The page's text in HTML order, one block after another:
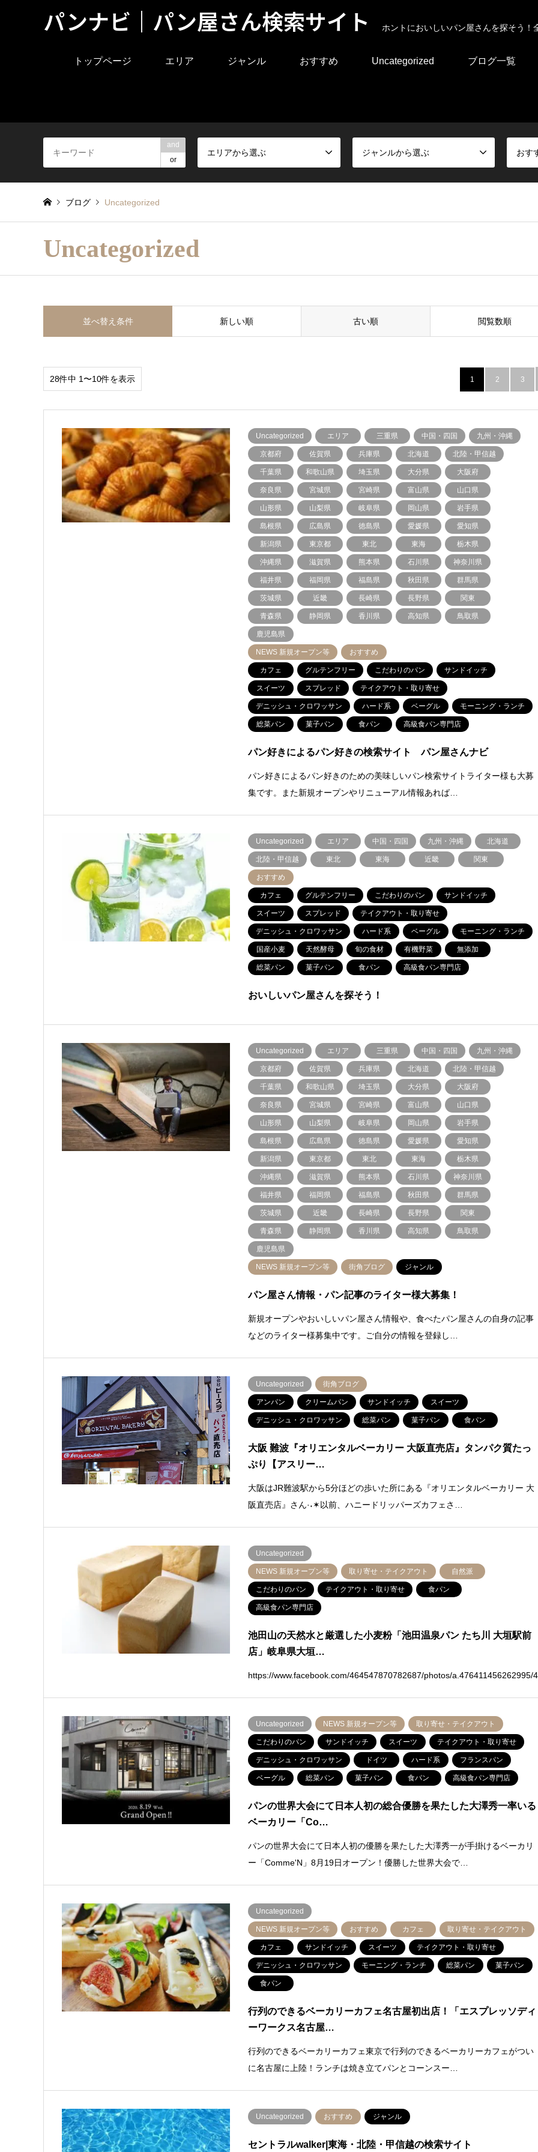
パンナビ｜パン屋さん検索サイト ホントにおいしいパン屋さんを探そう
トップページ エリア ジャンル おすすめ Uncategorized ブログ一覧
and
or
エリアから選ぶ ジャンルから選ぶ おす
ブログ Uncategorized
Uncategorized
並べ替え条件 新しい順 古い順 閲覧数順
28件中 1〜10件を表示 1 2 3
Uncategorized エリア 三重県 中国・四国 九州・沖縄
京都府 佐賀県 兵庫県 北海道 北陸・甲信越
千葉県 和歌山県 埼玉県 大分県 大阪府
奈良県 宮城県 宮崎県 富山県 山口県
山形県 山梨県 岐阜県 岡山県 岩手県
島根県 広島県 徳島県 愛媛県 愛知県
新潟県 東京都 東北 東海 栃木県
沖縄県 滋賀県 熊本県 石川県 神奈川県
福井県 福岡県 福島県 秋田県 群馬県
茨城県 近畿 長崎県 長野県 関東
青森県 静岡県 香川県 高知県 鳥取県
鹿児島県
NEWS 新規オープン等 おすすめ
カフェ グルテンフリー こだわりのパン サンドイッチ
スイーツ スプレッド テイクアウト・取り寄せ
デニッシュ・クロワッサン ハード系 ベーグル モーニング・ランチ
総菜パン 菓子パン 食パン 高級食パン専門店
パン好きによるパン好きの検索サイト パン屋さんナビ
パン好きによるパン好きのための美味しいパン検索サイトライター様も大募
集です。また新規オープンやリニューアル情報あれば…
Uncategorized エリア 中国・四国 九州・沖縄 北海道
北陸・甲信越 東北 東海 近畿 関東
おすすめ
カフェ グルテンフリー こだわりのパン サンドイッチ
スイーツ スプレッド テイクアウト・取り寄せ
デニッシュ・クロワッサン ハード系 ベーグル モーニング・ランチ
国産小麦 天然酵母 旬の食材 有機野菜 無添加
総菜パン 菓子パン 食パン 高級食パン専門店
おいしいパン屋さんを探そう！
Uncategorized エリア 三重県 中国・四国 九州・沖縄
京都府 佐賀県 兵庫県 北海道 北陸・甲信越
千葉県 和歌山県 埼玉県 大分県 大阪府
奈良県 宮城県 宮崎県 富山県 山口県
山形県 山梨県 岐阜県 岡山県 岩手県
島根県 広島県 徳島県 愛媛県 愛知県
新潟県 東京都 東北 東海 栃木県
沖縄県 滋賀県 熊本県 石川県 神奈川県
福井県 福岡県 福島県 秋田県 群馬県
茨城県 近畿 長崎県 長野県 関東
青森県 静岡県 香川県 高知県 鳥取県
鹿児島県
NEWS 新規オープン等 街角ブログ ジャンル
パン屋さん情報・パン記事のライター様大募集！
新規オープンやおいしいパン屋さん情報や、食べたパン屋さんの自身の記事
などのライター様募集中です。ご自分の情報を登録し…
Uncategorized 街角ブログ
アンパン クリームパン サンドイッチ スイーツ
デニッシュ・クロワッサン 総菜パン 菓子パン 食パン
大阪 難波『オリエンタルベーカリー 大阪直売店』タンパク質たっ
ぷり【アスリー…
大阪はJR難波駅から5分ほどの歩いた所にある『オリエンタルベーカリー 大
阪直売店』さん·˖✶以前、ハニードリッパーズカフェさ…
Uncategorized
NEWS 新規オープン等 取り寄せ・テイクアウト 自然派
こだわりのパン テイクアウト・取り寄せ 食パン
高級食パン専門店
池田山の天然水と厳選した小麦粉「池田温泉パン たち川 大垣駅前
店」岐阜県大垣…
https://www.facebook.com/464547870782687/photos/
Uncategorized NEWS 新規オープン等 取り寄せ・テイクアウト
こだわりのパン サンドイッチ スイーツ テイクアウト・取り寄せ
デニッシュ・クロワッサン ドイツ ハード系 フランスパン
ベーグル 総菜パン 菓子パン 食パン 高級食パン専門店
パンの世界大会にて日本人初の総合優勝を果たした大澤秀一率いる
ベーカリー「Co…
パンの世界大会にて日本人初の優勝を果たした大澤秀一が手掛けるベーカリ
ー「Comme'N」8月19日オープン！優勝した世界大会で…
Uncategorized
NEWS 新規オープン等 おすすめ カフェ 取り寄せ・テイクアウト
カフェ サンドイッチ スイーツ テイクアウト・取り寄せ
デニッシュ・クロワッサン モーニング・ランチ 総菜パン 菓子パン
食パン
行列のできるベーカリーカフェ名古屋初出店！「エスプレッソディ
ーワークス名古屋…
行列のできるベーカリーカフェ東京で行列のできるベーカリーカフェがつい
に名古屋に上陸！ランチは焼き立てパンとコーンスー…
Uncategorized おすすめ ジャンル
セントラルwalker|東海・北陸・甲信越の検索サイト